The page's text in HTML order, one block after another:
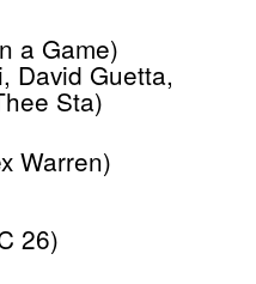
a Game)
David Guetta,
Sta)
Warren)
26)